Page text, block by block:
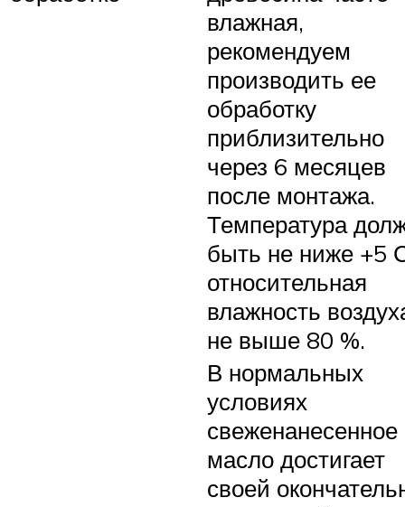
влажная,
рекомендуем
производить ее
обработку
приблизительно
через 6 месяцев
после монтажа.
Температура
быть не ниже +5
относительная
влажность
не выше 80 %.
В нормальных
условиях
свеженанесенное
масло достигает
своей